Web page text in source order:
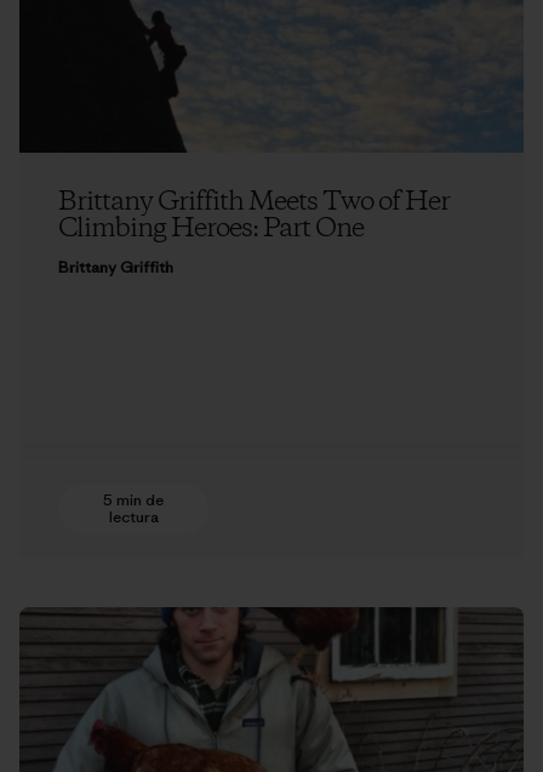
Brittany Griffith Meets Two of Her
Climbing Heroes: Part One
Brittany Griffith
5 min de
lectura